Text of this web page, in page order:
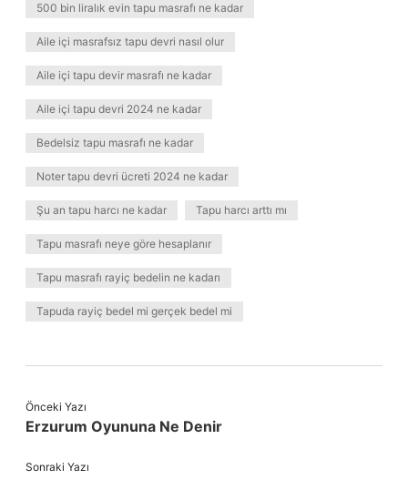
500 bin liralık evin tapu masrafı ne kadar
Aile içi masrafsız tapu devri nasıl olur
Aile içi tapu devir masrafı ne kadar
Aile içi tapu devri 2024 ne kadar
Bedelsiz tapu masrafı ne kadar
Noter tapu devri ücreti 2024 ne kadar
Şu an tapu harcı ne kadar Tapu harcı arttı mı
Tapu masrafı neye göre hesaplanır
Tapu masrafı rayiç bedelin ne kadarı
Tapuda rayiç bedel mi gerçek bedel mi
Önceki Yazı
Erzurum Oyununa Ne Denir
Sonraki Yazı